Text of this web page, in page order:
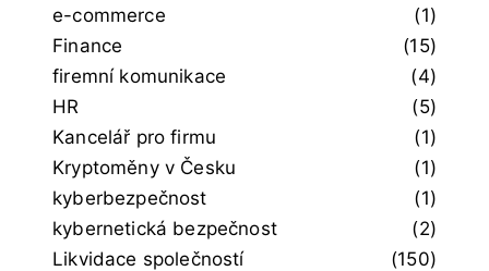
e-commerce
(1)
Finance
(15)
firemní komunikace
(4)
HR
(5)
Kancelář pro firmu
(1)
Kryptoměny v Česku
(1)
kyberbezpečnost
(1)
kybernetická bezpečnost
(2)
Likvidace společností
(150)